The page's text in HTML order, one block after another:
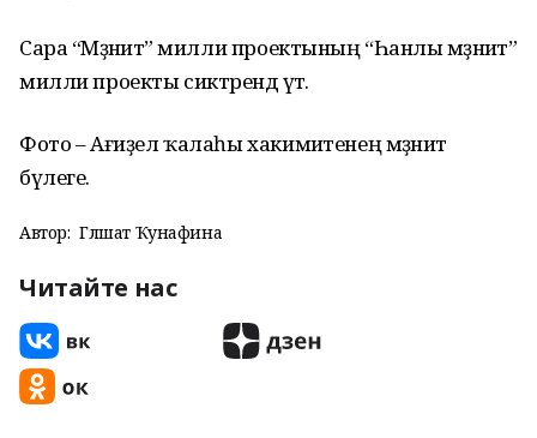
Сара “Мәҙәниәт” милли проектының “Һанлы мәҙәниәт”
милли проекты сиктәрендә үтә.
Фото – Ағиҙел ҡалаһы хакимиәтенең мәҙәниәт
бүлеге.
Автор: Гөлшат Ҡунафина
Читайте нас